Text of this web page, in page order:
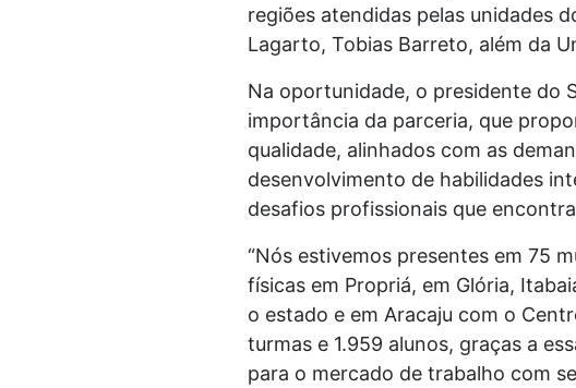
regiões atendidas pelas unidades
Lagarto, Tobias Barreto, além da
Na oportunidade, o presidente do
importância da parceria, que
qualidade, alinhados com as
desenvolvimento de habilidades
desafios profissionais que
“Nós estivemos presentes em 75
físicas em Propriá, em Glória,
o estado e em Aracaju com o
turmas e 1.959 alunos, graças a
para o mercado de trabalho com